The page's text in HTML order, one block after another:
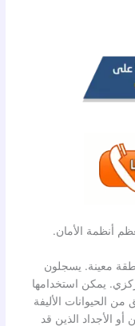
أنظمة الأمان.
معينة. يسجلون
يمكن استخدامها
من الحيوانات الأليفة
أو الأجداد الذين قد